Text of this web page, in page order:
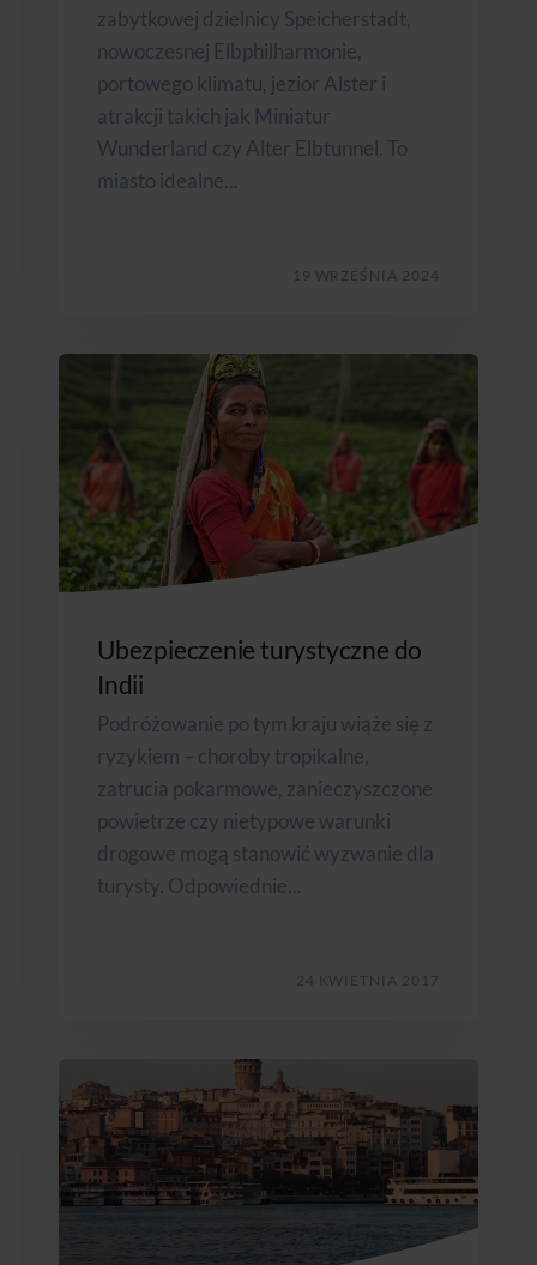
zabytkowej dzielnicy Speicherstadt,
nowoczesnej Elbphilharmonie,
portowego klimatu, jezior Alster i
atrakcji takich jak Miniatur
Wunderland czy Alter Elbtunnel. To
miasto idealne...
19 WRZEŚNIA 2024
Ubezpieczenie turystyczne do
Indii
Podróżowanie po tym kraju wiąże się z
ryzykiem – choroby tropikalne,
zatrucia pokarmowe, zanieczyszczone
powietrze czy nietypowe warunki
drogowe mogą stanowić wyzwanie dla
turysty. Odpowiednie...
24 KWIETNIA 2017